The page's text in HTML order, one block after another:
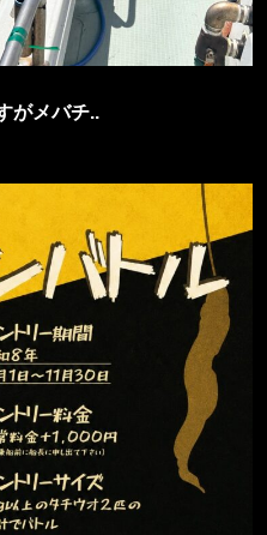
がメバチ..